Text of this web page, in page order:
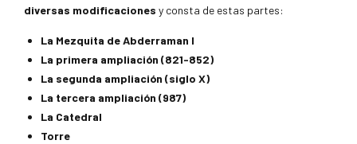
diversas modificaciones y consta de estas partes:
La Mezquita de Abderraman I
La primera ampliación (821-852)
La segunda ampliación (siglo X)
La tercera ampliación (987)
La Catedral
Torre